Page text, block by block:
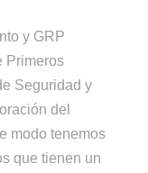
y GRP
Primeros
Seguridad y
del
modo tenemos
que tienen un